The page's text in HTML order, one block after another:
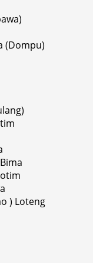
(Dompu)
) Loteng